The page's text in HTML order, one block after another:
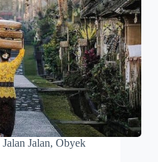
Jalan Jalan, Obyek